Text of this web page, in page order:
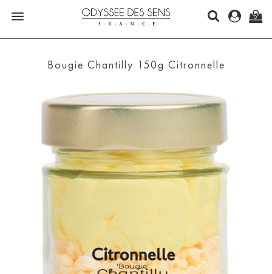
 0
Bougie Chantilly 150g Citronnelle